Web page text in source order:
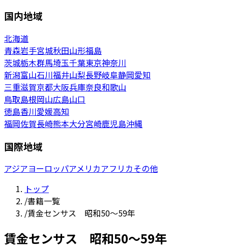
国内地域
北海道
青森岩手宮城秋田山形福島
茨城栃木群馬埼玉千葉東京神奈川
新潟富山石川福井山梨長野岐阜静岡愛知
三重滋賀京都大阪兵庫奈良和歌山
鳥取島根岡山広島山口
徳島香川愛媛高知
福岡佐賀長崎熊本大分宮崎鹿児島沖縄
国際地域
アジアヨーロッパアメリカアフリカその他
トップ
/書籍一覧
/賃金センサス 昭和50～59年
賃金センサス 昭和50～59年